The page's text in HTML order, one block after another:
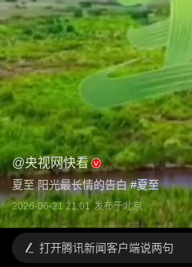
@央视网快看
夏至 阳光最长情的告白 #
2026-06-21 21:01 发布于北京
打开腾讯新闻客户端说两句